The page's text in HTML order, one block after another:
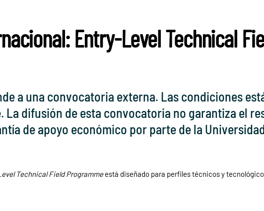
Entry-Level Technical
a una convocatoria externa. Las condiciones
La difusión de esta convocatoria no garantiza el
de apoyo económico por parte de la
Technical Field Programmeestá diseñado para perfiles técnicos y